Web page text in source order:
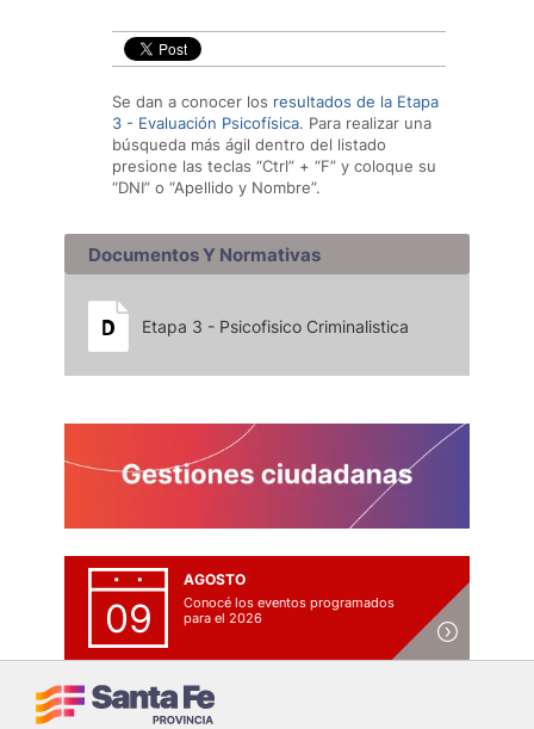
Se dan a conocer los resultados de la Etapa
3 - Evaluación Psicofísica. Para realizar una
búsqueda más ágil dentro del listado
presione las teclas “Ctrl” + “F” y coloque su
“DNI” o “Apellido y Nombre”.
Documentos Y Normativas
Etapa 3 - Psicofisico Criminalistica
09
AGOSTO
Conocé los eventos programados
para el 2026